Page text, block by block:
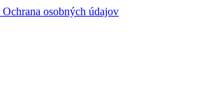
Ochrana osobných údajov